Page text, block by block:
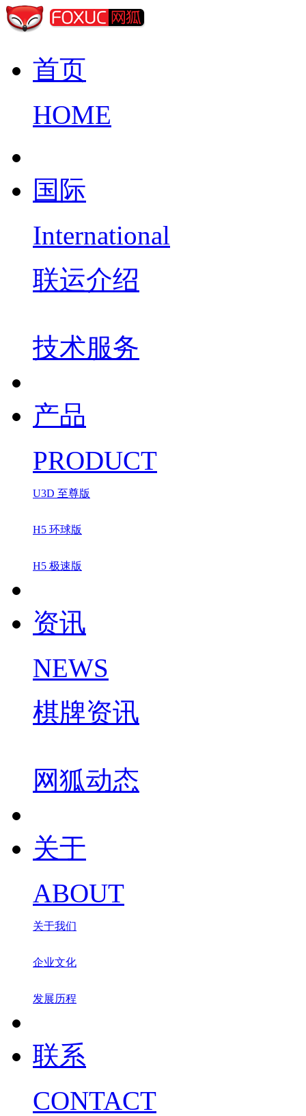
首页
HOME
国际
International
联运介绍
技术服务
产品
PRODUCT
U3D 至尊版
H5 环球版
H5 极速版
资讯
NEWS
棋牌资讯
网狐动态
关于
ABOUT
关于我们
企业文化
发展历程
联系
CONTACT